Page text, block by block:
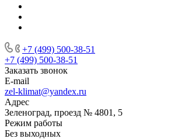
+7 (499) 500-38-51
+7 (499) 500-38-51
Заказать звонок
E-mail
zel-klimat@yandex.ru
Адрес
Зеленоград, проезд № 4801, 5
Режим работы
Без выходных